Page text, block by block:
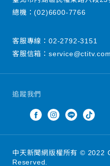
追蹤我們
總機：(02)6600-7766
客服專線： 02-2792-3151
客服信箱：
中天新聞網版權所有 © 2022
Reserved.